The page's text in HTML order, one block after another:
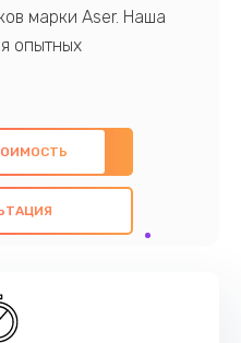
марки Aser. Наша
опытных
знаниями и
ремонт с
компонентов, а
всех
цель - предоставить
записаться на